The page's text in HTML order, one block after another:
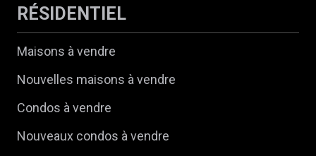
RÉSIDENTIEL
Maisons à vendre
Nouvelles maisons à vendre
Condos à vendre
Nouveaux condos à vendre